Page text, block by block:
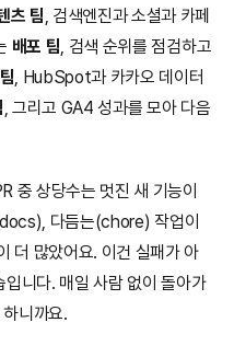
츠 팀, 검색엔진과 소셜과 카페
배포 팀, 검색 순위를 점검하고
, HubSpot과 카카오 데이터
, 그리고 GA4 성과를 모아 다음
중 상당수는 멋진 새 기능이
다듬는(chore) 작업이
더 많았어요. 이건 실패가 아
니다. 매일 사람 없이 돌아가
니까요.